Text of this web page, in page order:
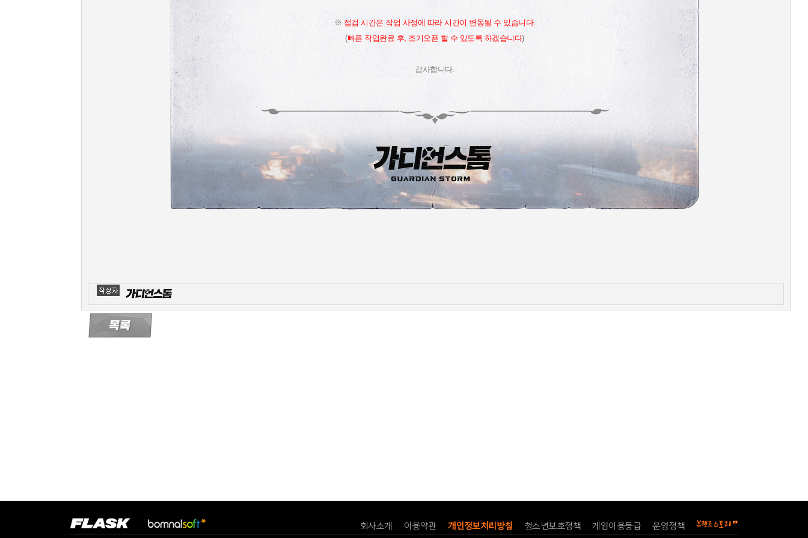
※ 점검 시간은 작업 사정에 따라 시간이 변동될 수 있습니다.
(빠른 작업완료 후, 조기오픈 할 수 있도록 하겠습니다)
감사합니다.
회사소개 이용약관 개인정보처리방침 청소년보호정책 게임이용등급 운영정책